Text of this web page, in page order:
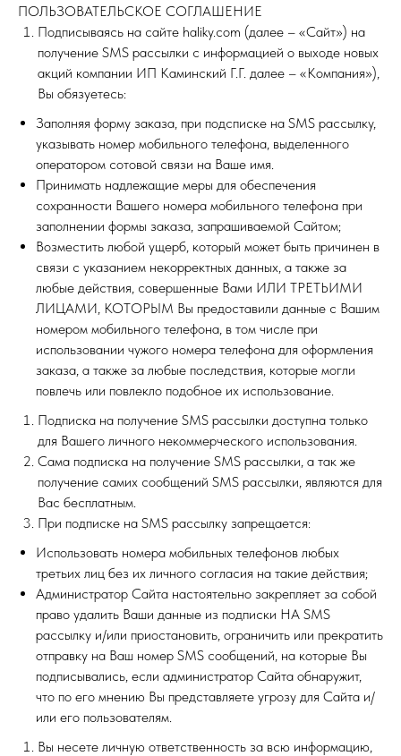
ПОЛЬЗОВАТЕЛЬСКОЕ СОГЛАШЕНИЕ
Подписываясь на сайте haliky.com (далее – «Сайт») на
получение SMS рассылки с информацией о выходе новых
акций компании ИП Каминский Г.Г. далее – «Компания»),
Вы обязуетесь:
Заполняя форму заказа, при подсписке на SMS рассылку,
указывать номер мобильного телефона, выделенного
оператором сотовой связи на Ваше имя.
Принимать надлежащие меры для обеспечения
сохранности Вашего номера мобильного телефона при
заполнении формы заказа, запрашиваемой Сайтом;
Возместить любой ущерб, который может быть причинен в
связи с указанием некорректных данных, а также за
любые действия, совершенные Вами ИЛИ ТРЕТЬИМИ
ЛИЦАМИ, КОТОРЫМ Вы предоставили данные с Вашим
номером мобильного телефона, в том числе при
использовании чужого номера телефона для оформления
заказа, а также за любые последствия, которые могли
повлечь или повлекло подобное их использование.
Подписка на получение SMS рассылки доступна только
для Вашего личного некоммерческого использования.
Сама подписка на получение SMS рассылки, а так же
получение самих сообщений SMS рассылки, являются для
Вас бесплатным.
При подписке на SMS рассылку запрещается:
Использовать номера мобильных телефонов любых
третьих лиц без их личного согласия на такие действия;
Администратор Сайта настоятельно закрепляет за собой
право удалить Ваши данные из подписки НА SMS
рассылку и/или приостановить, ограничить или прекратить
отправку на Ваш номер SMS сообщений, на которые Вы
подписывались, если администратор Сайта обнаружит,
что по его мнению Вы представляете угрозу для Сайта и/
или его пользователям.
Вы несете личную ответственность за всю информацию,